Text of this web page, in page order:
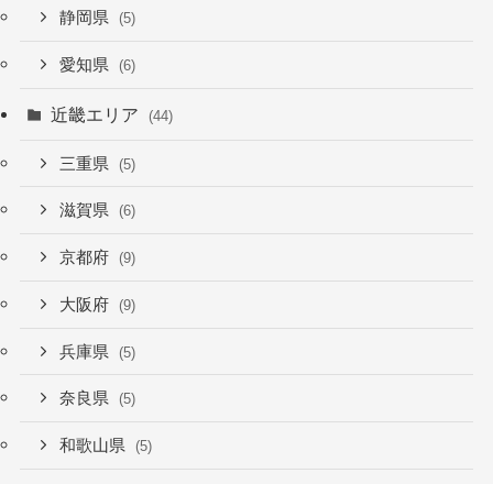
静岡県 (5)
愛知県 (6)
近畿エリア (44)
三重県 (5)
滋賀県 (6)
京都府 (9)
大阪府 (9)
兵庫県 (5)
奈良県 (5)
和歌山県 (5)